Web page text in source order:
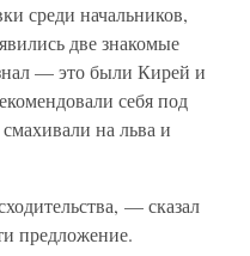
среди начальников,
две знакомые
— это были Кирей и
себя под
на льва и
— сказал
предложение.